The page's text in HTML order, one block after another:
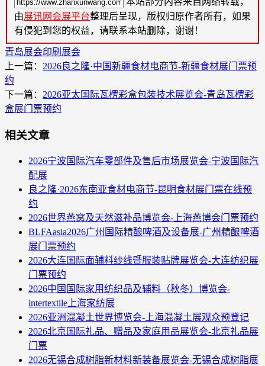
由展讯网会展平台整理后呈现，版权归原作者所有，如果
有侵犯到您的权益，请联系本站删除，谢谢！
青岛展会印刷展会
上一篇： 2026良之隆·中国新疆食材电商节-新疆食材展门票预
约
下一篇： 2026亚太国际瓦楞彩盒包装技术展览会-青岛瓦楞彩
盒展门票预约
相关文章
2026宁波国际汽车零部件及售后市场展览会-宁波国际汽
配展
良之隆·2026东南亚食材电商节-昆明食材展门票在线预
约
2026世界燕窝及天然滋补品博览会-上海燕博会门票预约
BLFAasia2026广州国际精酿啤酒及设备展-广州精酿啤酒
展门票预约
2026大连国际面辅料纱线暨服装贴牌展览会-大连纺织展
门票预约
2026中国国际家用纺织品及辅料（秋冬）博览会-
intertextile上海家纺展
2026亚洲混凝土世界博览会-上海混凝土展观众预登记
2026北京国际礼品、赠品及家庭用品展览会-北京礼品展
门票
2026无锡合成树脂新材料新装备展览会-无锡合成树脂展